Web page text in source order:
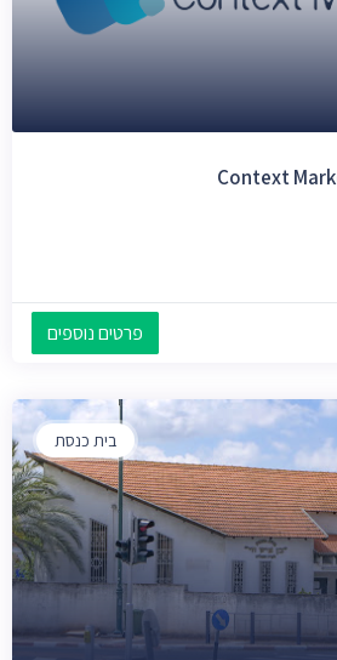
פרטים נוספים
בית כנסת